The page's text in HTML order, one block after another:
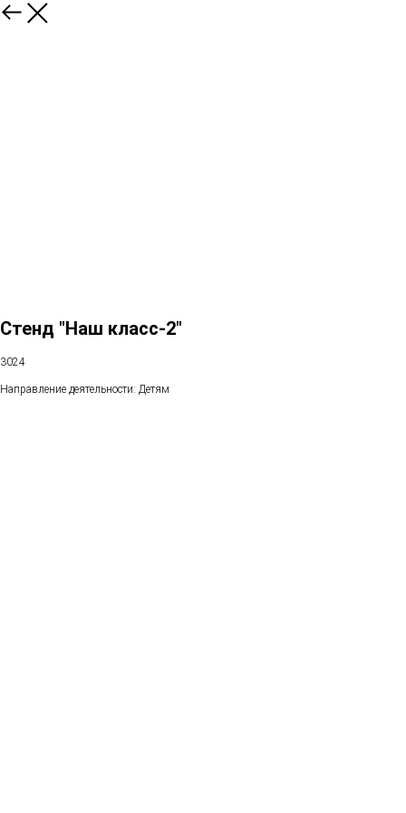
Стенд "Наш класс-2"
3024
Направление деятельности: Детям